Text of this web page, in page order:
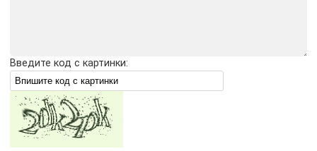
Введите код с картинки: